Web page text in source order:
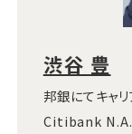
渋谷 豊
邦銀にてキャ
Citibank N.A.